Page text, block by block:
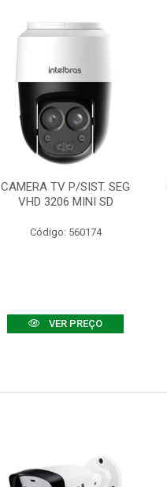
CAMERA TV P/SIST. SEG
VHD 3206 MINI SD
Código: 560174
VER PREÇO